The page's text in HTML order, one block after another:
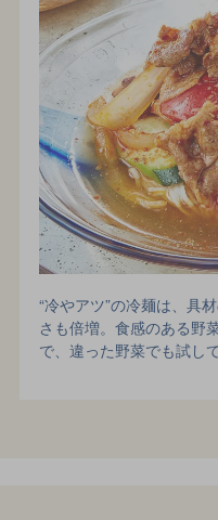
“冷やアツ”の冷麺は、具
さも倍増。食感のある野
で、違った野菜でも試し